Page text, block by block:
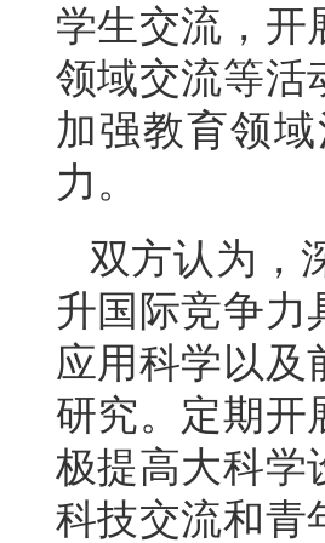
学生交流，开
领域交流等活
加强教育领
力。
双方认为，
升国际竞争力
应用科学以及
研究。定期开
极提高大科学
科技交流和青